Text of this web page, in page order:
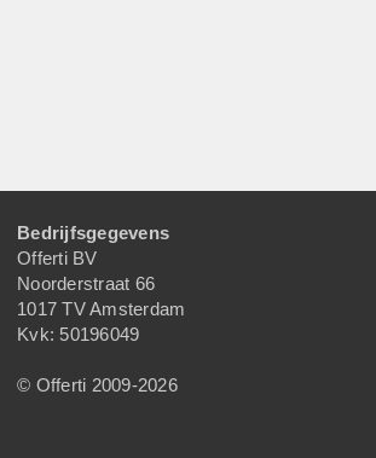
Bedrijfsgegevens
Offerti BV
Noorderstraat 66
1017 TV Amsterdam
Kvk: 50196049
© Offerti 2009-2026